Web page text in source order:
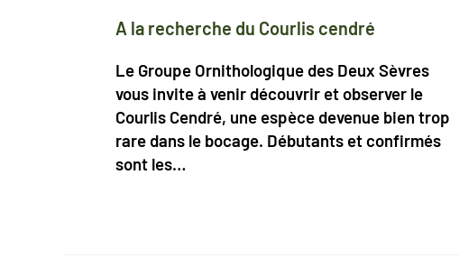
A la recherche du Courlis cendré
Le Groupe Ornithologique des Deux Sèvres
vous invite à venir découvrir et observer le
Courlis Cendré, une espèce devenue bien trop
rare dans le bocage. Débutants et confirmés
sont les…